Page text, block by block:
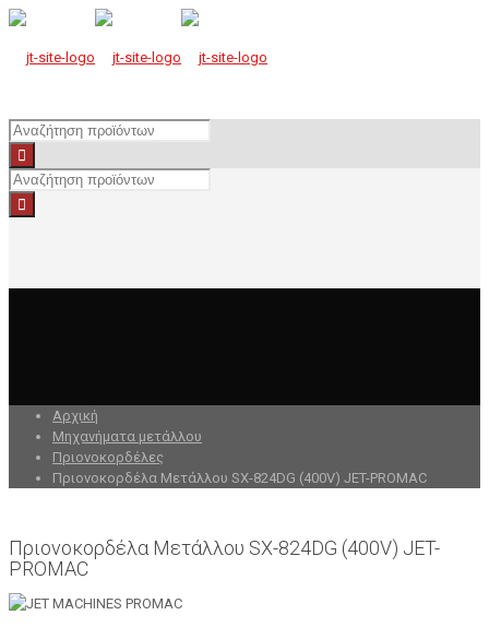
Αρχική
Μηχανήματα μετάλλου
Πριονοκορδέλες
Πριονοκορδέλα Μετάλλου SX-824DG (400V) JET-PROMAC
Πριονοκορδέλα Μετάλλου SX-824DG (400V) JET-
PROMAC